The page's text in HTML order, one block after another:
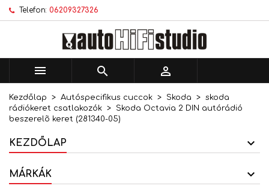
Telefon: 06209327326
  
Kezdőlap Autóspecifikus cuccok Skoda
skoda
rádiókeret csatlakozók
Skoda Octavia 2 DIN autórádió
beszerelõ keret (281340-05)
KEZDŐLAP
MÁRKÁK
Kívánságlistáim ×
Új lista létrehozása
Kívánságlista létrehozása ×
Kívánságlista neve
Mégsem
Bejelentkezés ×
történő mentéséhez.
Mégsem Bejelentkezés